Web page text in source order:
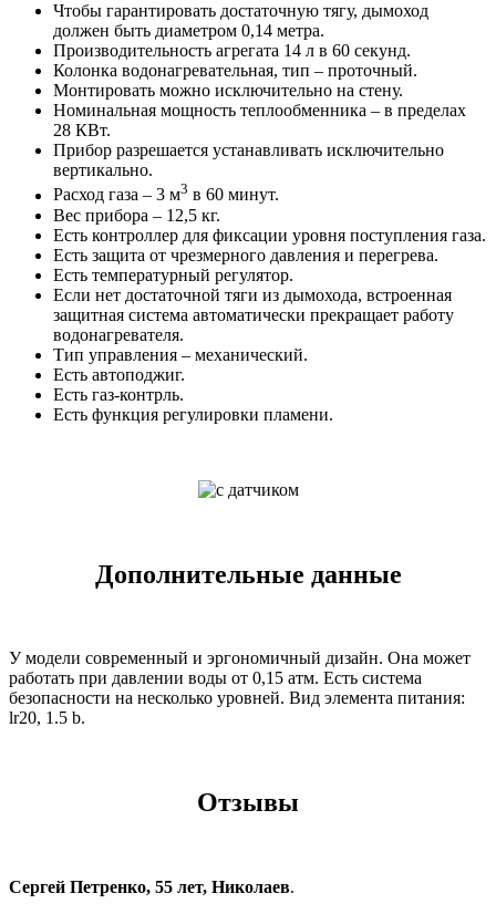
Чтобы гарантировать достаточную тягу, дымоход
должен быть диаметром 0,14 метра.
Производительность агрегата 14 л в 60 секунд.
Колонка водонагревательная, тип – проточный.
Монтировать можно исключительно на стену.
Номинальная мощность теплообменника – в пределах
28 КВт.
Прибор разрешается устанавливать исключительно
вертикально.
Расход газа – 3 м3 в 60 минут.
Вес прибора – 12,5 кг.
Есть контроллер для фиксации уровня поступления газа.
Есть защита от чрезмерного давления и перегрева.
Есть температурный регулятор.
Если нет достаточной тяги из дымохода, встроенная
защитная система автоматически прекращает работу
водонагревателя.
Тип управления – механический.
Есть автоподжиг.
Есть газ-контрль.
Есть функция регулировки пламени.
Дополнительные данные
У модели современный и эргономичный дизайн. Она может
работать при давлении воды от 0,15 атм. Есть система
безопасности на несколько уровней. Вид элемента питания:
lr20, 1.5 b.
Отзывы
Сергей Петренко, 55 лет, Николаев.